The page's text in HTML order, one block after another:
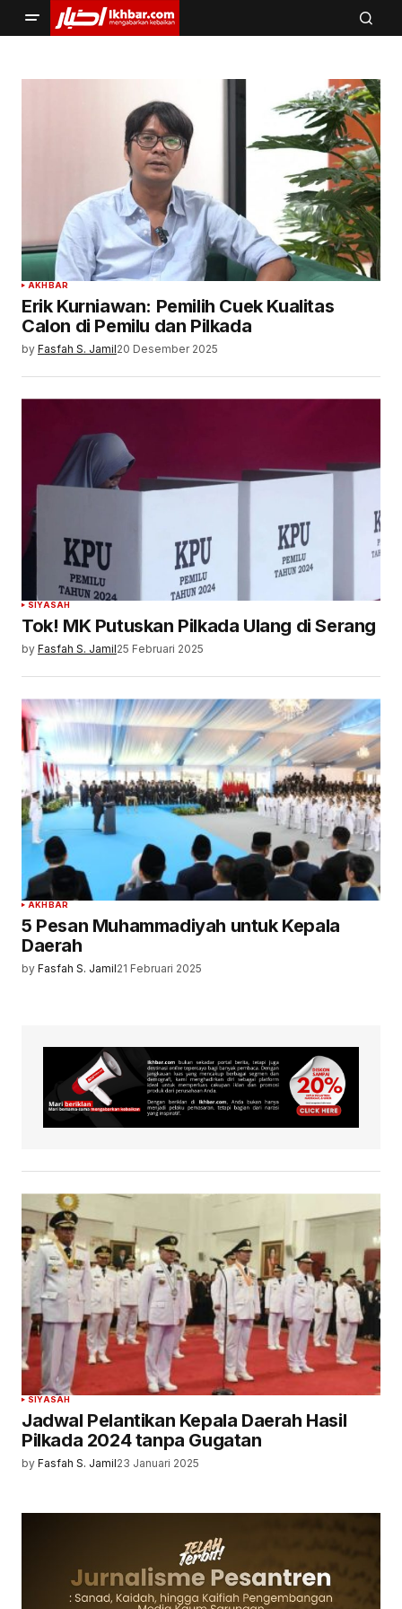
AKHBAR
Erik Kurniawan: Pemilih Cuek Kualitas
Calon di Pemilu dan Pilkada
by Fasfah S. Jamil20 Desember 2025
SIYASAH
Tok! MK Putuskan Pilkada Ulang di Serang
by Fasfah S. Jamil25 Februari 2025
AKHBAR
5 Pesan Muhammadiyah untuk Kepala
Daerah
by Fasfah S. Jamil21 Februari 2025
SIYASAH
Jadwal Pelantikan Kepala Daerah Hasil
Pilkada 2024 tanpa Gugatan
by Fasfah S. Jamil23 Januari 2025